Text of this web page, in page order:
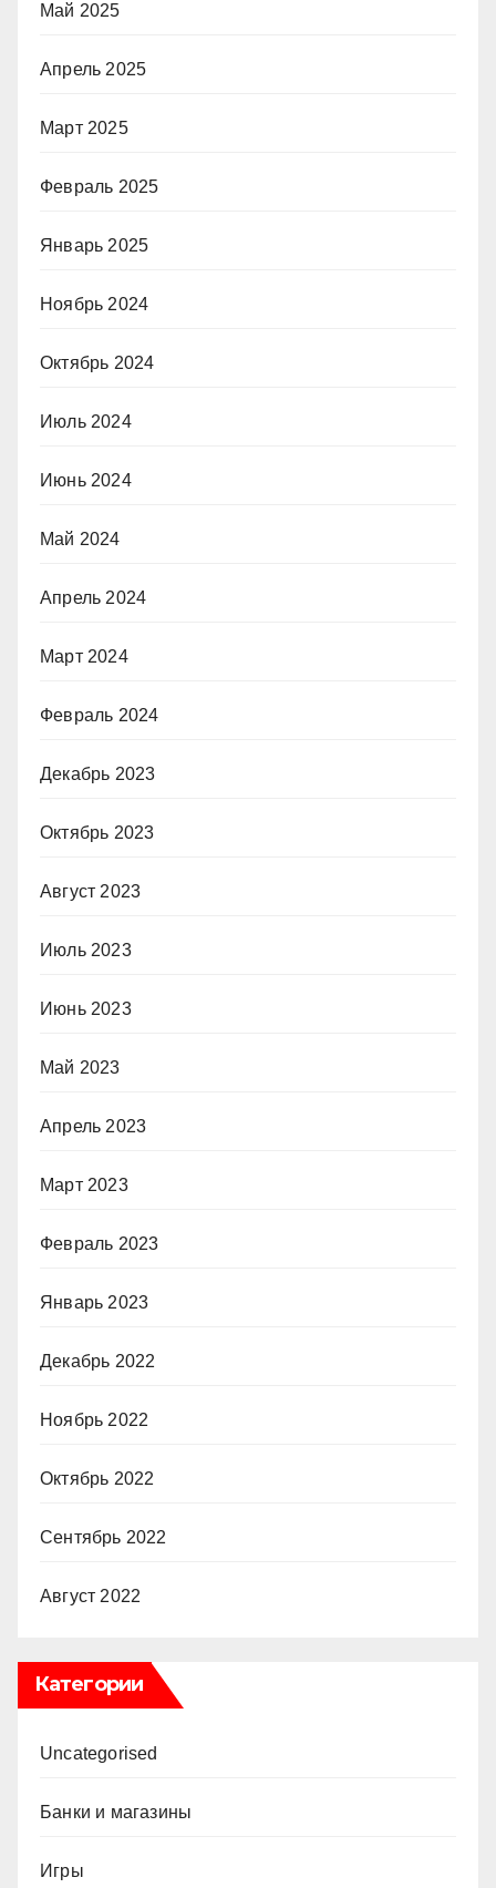
Май 2025
Апрель 2025
Март 2025
Февраль 2025
Январь 2025
Ноябрь 2024
Октябрь 2024
Июль 2024
Июнь 2024
Май 2024
Апрель 2024
Март 2024
Февраль 2024
Декабрь 2023
Октябрь 2023
Август 2023
Июль 2023
Июнь 2023
Май 2023
Апрель 2023
Март 2023
Февраль 2023
Январь 2023
Декабрь 2022
Ноябрь 2022
Октябрь 2022
Сентябрь 2022
Август 2022
Категории
Uncategorised
Банки и магазины
Игры